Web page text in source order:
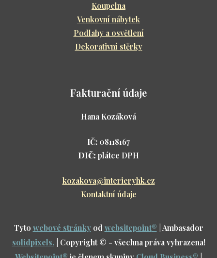
Koupelna
Venkovní nábytek
Podlahy a osvětlení
Dekorativní stěrky
Fakturační údaje
Hana Kozáková
IČ: 08118167
DIČ: plátce DPH
kozakova@interieryhk.cz
Kontaktní údaje
Tyto webové stránkyod websitepoint® | Ambasador
solidpixels.| Copyright © - všechna práva vyhrazena!